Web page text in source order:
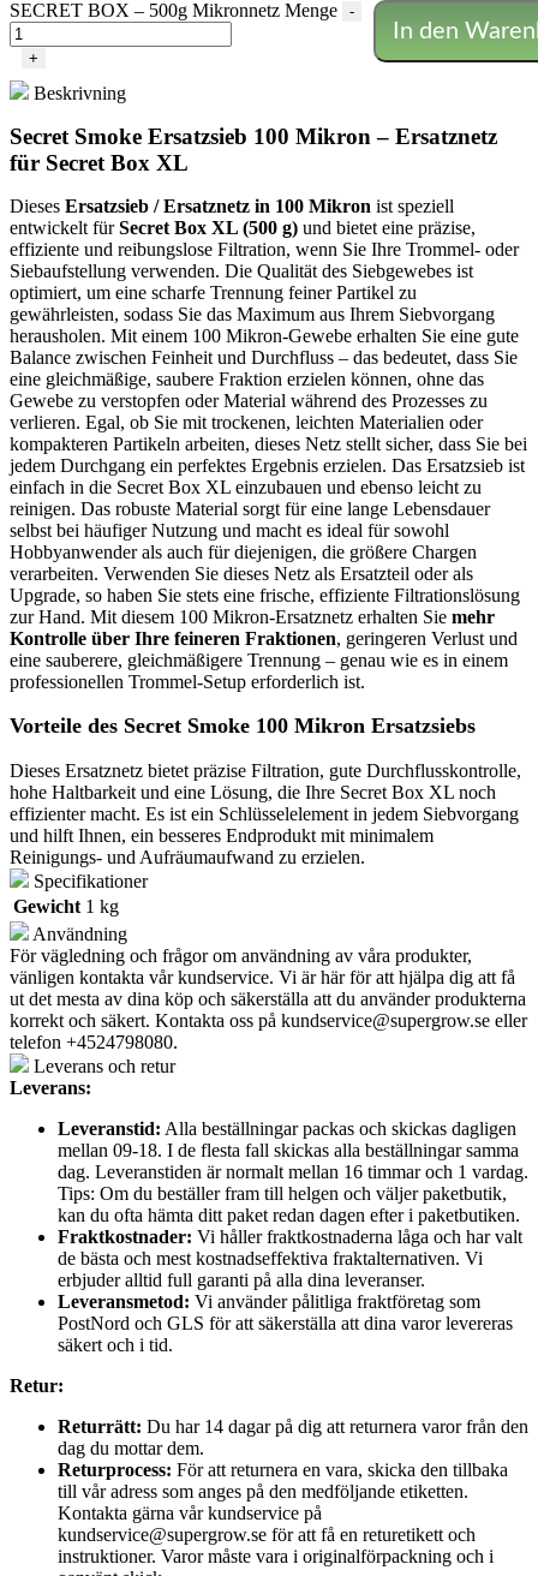
SECRET BOX – 500g Mikronnetz Menge -
+
In den
Beskrivning
Secret Smoke Ersatzsieb 100 Mikron – Ersatznetz
für Secret Box XL
Dieses Ersatzsieb / Ersatznetz in 100 Mikron ist speziell
entwickelt fürSecret Box XL (500 g) und bietet eine präzise,
effiziente und reibungslose Filtration, wenn Sie Ihre Trommel- oder
Siebaufstellung verwenden. Die Qualität des Siebgewebes ist
optimiert, um eine scharfe Trennung feiner Partikel zu
gewährleisten, sodass Sie das Maximum aus Ihrem Siebvorgang
herausholen. Mit einem 100 Mikron-Gewebe erhalten Sie eine gute
Balance zwischen Feinheit und Durchfluss – das bedeutet, dass Sie
eine gleichmäßige, saubere Fraktion erzielen können, ohne das
Gewebe zu verstopfen oder Material während des Prozesses zu
verlieren. Egal, ob Sie mit trockenen, leichten Materialien oder
kompakteren Partikeln arbeiten, dieses Netz stellt sicher, dass Sie bei
jedem Durchgang ein perfektes Ergebnis erzielen. Das Ersatzsieb ist
einfach in die Secret Box XL einzubauen und ebenso leicht zu
reinigen. Das robuste Material sorgt für eine lange Lebensdauer
selbst bei häufiger Nutzung und macht es ideal für sowohl
Hobbyanwender als auch für diejenigen, die größere Chargen
verarbeiten. Verwenden Sie dieses Netz als Ersatzteil oder als
Upgrade, so haben Sie stets eine frische, effiziente Filtrationslösung
zur Hand. Mit diesem 100 Mikron-Ersatznetz erhalten Sie mehr
Kontrolle über Ihre feineren Fraktionen, geringeren Verlust und
eine sauberere, gleichmäßigere Trennung – genau wie es in einem
professionellen Trommel-Setup erforderlich ist.
Vorteile des Secret Smoke 100 Mikron Ersatzsiebs
Dieses Ersatznetz bietet präzise Filtration, gute Durchflusskontrolle,
hohe Haltbarkeit und eine Lösung, die Ihre Secret Box XL noch
effizienter macht. Es ist ein Schlüsselelement in jedem Siebvorgang
und hilft Ihnen, ein besseres Endprodukt mit minimalem
Reinigungs- und Aufräumaufwand zu erzielen.
Specifikationer
Gewicht 1 kg
Användning
För vägledning och frågor om användning av våra produkter,
vänligen kontakta vår kundservice. Vi är här för att hjälpa dig att få
ut det mesta av dina köp och säkerställa att du använder produkterna
korrekt och säkert. Kontakta oss på kundservice@supergrow.se eller
telefon +4524798080.
Leverans och retur
Leverans:
Leveranstid: Alla beställningar packas och skickas dagligen
mellan 09-18. I de flesta fall skickas alla beställningar samma
dag. Leveranstiden är normalt mellan 16 timmar och 1 vardag.
Tips: Om du beställer fram till helgen och väljer paketbutik,
kan du ofta hämta ditt paket redan dagen efter i paketbutiken.
Fraktkostnader: Vi håller fraktkostnaderna låga och har valt
de bästa och mest kostnadseffektiva fraktalternativen. Vi
erbjuder alltid full garanti på alla dina leveranser.
Leveransmetod: Vi använder pålitliga fraktföretag som
PostNord och GLS för att säkerställa att dina varor levereras
säkert och i tid.
Retur:
Returrätt: Du har 14 dagar på dig att returnera varor från den
dag du mottar dem.
Returprocess: För att returnera en vara, skicka den tillbaka
till vår adress som anges på den medföljande etiketten.
Kontakta gärna vår kundservice på
kundservice@supergrow.se för att få en returetikett och
instruktioner. Varor måste vara i originalförpackning och i